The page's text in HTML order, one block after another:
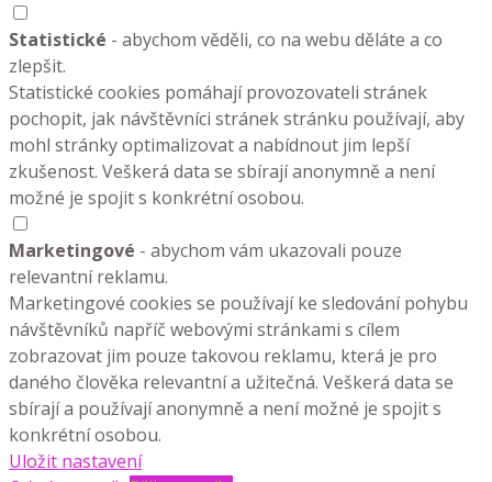
Statistické - abychom věděli, co na webu děláte a co
zlepšit.
Statistické cookies pomáhají provozovateli stránek
pochopit, jak návštěvníci stránek stránku používají, aby
mohl stránky optimalizovat a nabídnout jim lepší
zkušenost. Veškerá data se sbírají anonymně a není
možné je spojit s konkrétní osobou.
Marketingové - abychom vám ukazovali pouze
relevantní reklamu.
Marketingové cookies se používají ke sledování pohybu
návštěvníků napříč webovými stránkami s cílem
zobrazovat jim pouze takovou reklamu, která je pro
daného člověka relevantní a užitečná. Veškerá data se
sbírají a používají anonymně a není možné je spojit s
konkrétní osobou.
Uložit nastavení